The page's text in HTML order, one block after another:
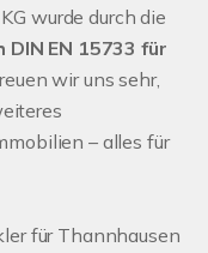
wurde durch die
EN 15733 für
wir uns sehr,
– alles für
für Thannhausen